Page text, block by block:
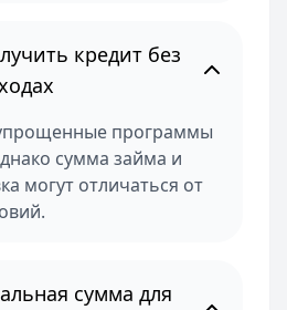
кредит без
программы
сумма займа и
могут отличаться от
сумма для